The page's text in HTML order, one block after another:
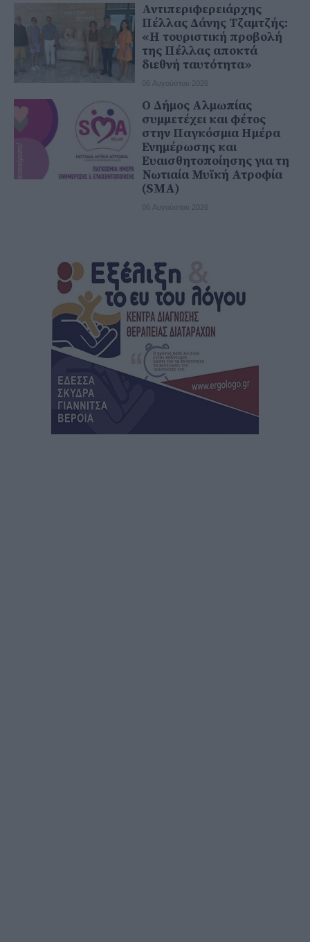
Αντιπεριφερειάρχης
Πέλλας Δάνης Τζαμτζής:
«Η τουριστική προβολή
της Πέλλας αποκτά
διεθνή ταυτότητα»
06 Αυγούστου 2026
Ο Δήμος Αλμωπίας
συμμετέχει και φέτος
στην Παγκόσμια Ημέρα
Ενημέρωσης και
Ευαισθητοποίησης για τη
Νωτιαία Μυϊκή Ατροφία
(SMA)
06 Αυγούστου 2026